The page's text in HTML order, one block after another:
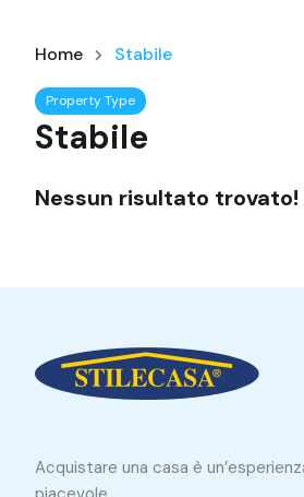
Home Stabile
Property Type
Stabile
Nessun risultato trovato!
Acquistare una casa è